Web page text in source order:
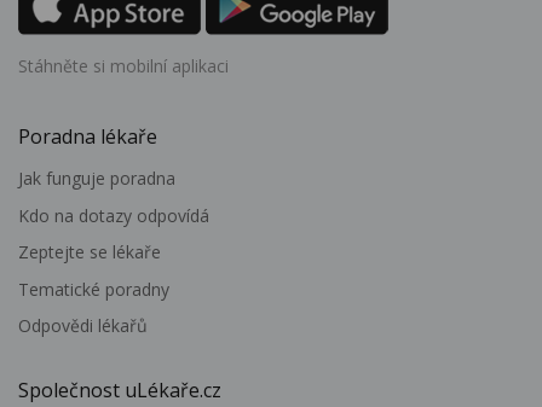
Stáhněte si mobilní aplikaci
Poradna lékaře
Jak funguje poradna
Kdo na dotazy odpovídá
Zeptejte se lékaře
Tematické poradny
Odpovědi lékařů
Společnost uLékaře.cz